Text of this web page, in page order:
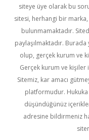
siteye üye olarak bu
sitesi, herhangi bir marka,
bulunmamaktadır.
paylaşılmaktadır.
olup, gerçek kurum ve
Gerçek kurum ve
Sitemiz, kar amacı
platformudur. Hukuka
düşündüğünüz
adresine bildirmeniz